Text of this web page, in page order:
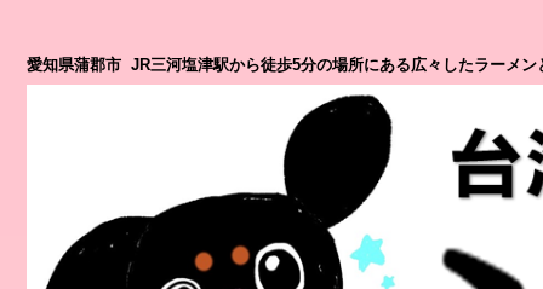
愛知県蒲郡市 JR三河塩津駅から徒歩5分の場所にある広々したラーメン